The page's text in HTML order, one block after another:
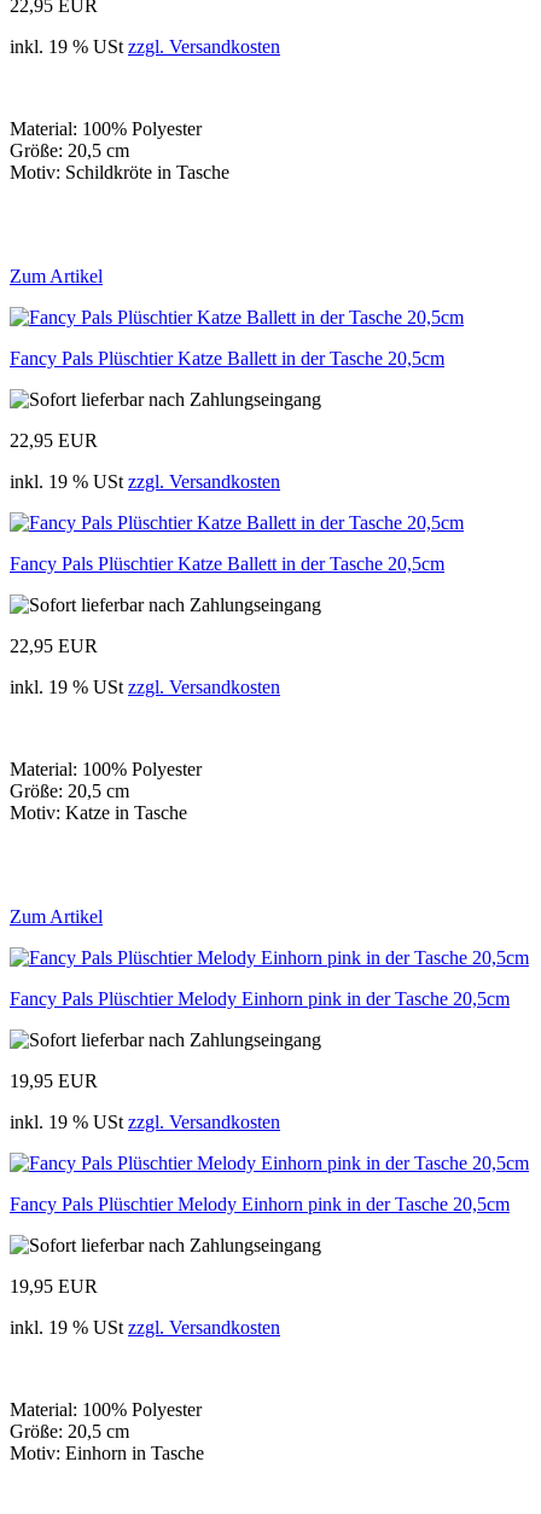
22,95 EUR
inkl. 19 % USt zzgl. Versandkosten
Material: 100% Polyester
Größe: 20,5 cm
Motiv: Schildkröte in Tasche
Zum Artikel
Fancy Pals Plüschtier Katze Ballett in der Tasche 20,5cm
22,95 EUR
inkl. 19 % USt zzgl. Versandkosten
Fancy Pals Plüschtier Katze Ballett in der Tasche 20,5cm
22,95 EUR
inkl. 19 % USt zzgl. Versandkosten
Material: 100% Polyester
Größe: 20,5 cm
Motiv: Katze in Tasche
Zum Artikel
Fancy Pals Plüschtier Melody Einhorn pink in der Tasche 20,5cm
19,95 EUR
inkl. 19 % USt zzgl. Versandkosten
Fancy Pals Plüschtier Melody Einhorn pink in der Tasche 20,5cm
19,95 EUR
inkl. 19 % USt zzgl. Versandkosten
Material: 100% Polyester
Größe: 20,5 cm
Motiv: Einhorn in Tasche